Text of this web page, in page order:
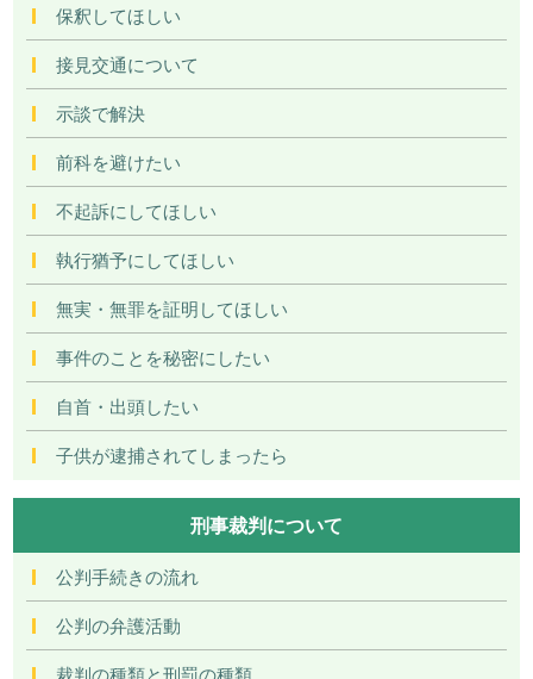
保釈してほしい
接見交通について
示談で解決
前科を避けたい
不起訴にしてほしい
執行猶予にしてほしい
無実・無罪を証明してほしい
事件のことを秘密にしたい
自首・出頭したい
子供が逮捕されてしまったら
刑事裁判について
公判手続きの流れ
公判の弁護活動
裁判の種類と刑罰の種類